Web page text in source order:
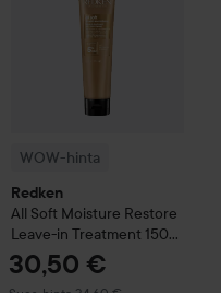
WOW-hinta
Redken
All Soft Moisture Restore
Leave-in Treatment 150
ml
30,50 €